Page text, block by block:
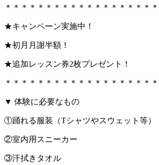
＊＊＊＊＊＊＊＊＊＊＊＊＊＊＊＊＊＊＊
★キャンペーン実施中！
★初月月謝半額！
★追加レッスン券2枚プレゼント！
＊＊＊＊＊＊＊＊＊＊＊＊＊＊＊＊＊＊＊
▼ 体験に必要なもの
①踊れる服装（Tシャツやスウェット等）
②室内用スニーカー
③汗拭きタオル